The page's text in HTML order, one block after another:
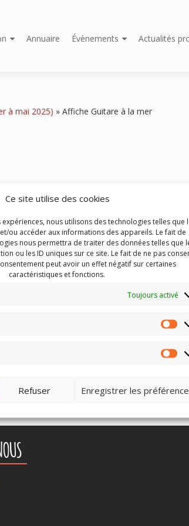
Ce site utilise des cookies
nous utilisons des technologies telles que
ou accéder aux informations des appareils. Le fait de
nous permettra de traiter des données telles que
ou les ID uniques sur ce site. Le fait de ne pas
peut avoir un effet négatif sur certaines
caractéristiques et fonctions.
Toujours activé
Refuser Enregistrer les
Annuaire Évènements Actualités
à mai 2025) » Affiche Guitare à la mer